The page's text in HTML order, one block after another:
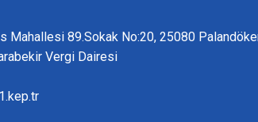
Mahallesi 89.Sokak No:20, 25080
Vergi Dairesi